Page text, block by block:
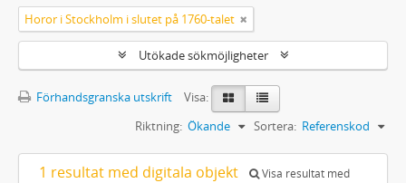
Horor i Stockholm i slutet på 1760-talet
Utökade sökmöjligheter
Förhandsgranska utskrift
Visa:
Sortera: Referenskod
Riktning: Ökande
1 resultat med digitala objekt
Visa resultat med